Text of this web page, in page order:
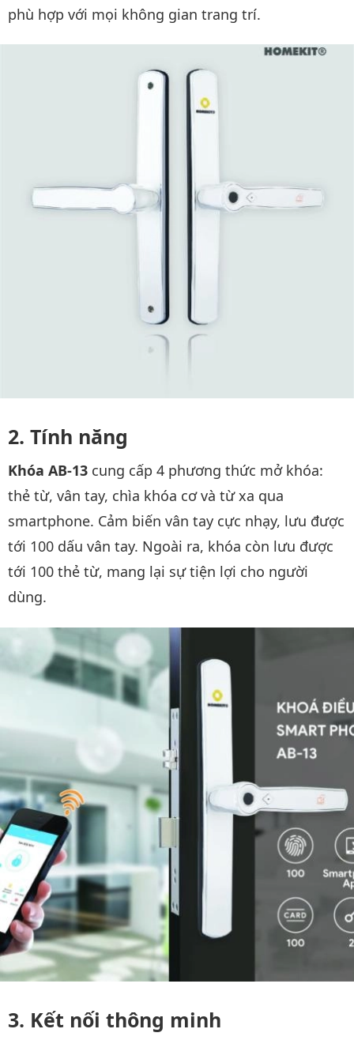
phù hợp với mọi không gian trang trí.
Tính năng
Khóa AB-13 cung cấp 4 phương thức mở khóa:
thẻ từ, vân tay, chìa khóa cơ và từ xa qua
smartphone. Cảm biến vân tay cực nhạy, lưu được
tới 100 dấu vân tay. Ngoài ra, khóa còn lưu được
tới 100 thẻ từ, mang lại sự tiện lợi cho người
dùng.
Kết nối thông minh